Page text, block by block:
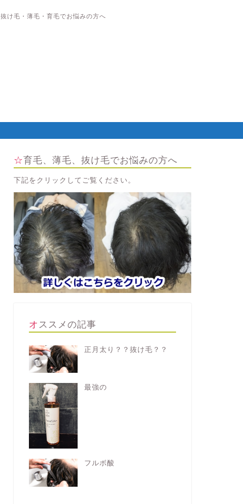
抜け毛・薄毛・育毛でお悩みの方へ
☆育毛、薄毛、抜け毛でお悩みの方へ
下記をクリックしてご覧ください。
オススメの記事
正月太り？？抜け毛？？
最強の
フルボ酸